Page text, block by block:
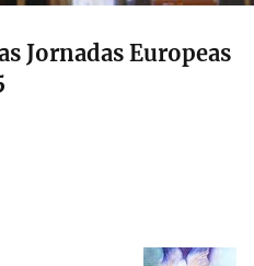
Jornadas Europeas